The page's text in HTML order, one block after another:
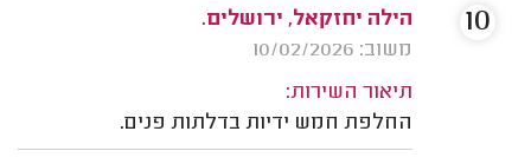
הילה יחזקאל, ירושלים.
משוב: 10/02/2026
תיאור השירות:
החלפת חמש ידיות בדלתות פנים.
10